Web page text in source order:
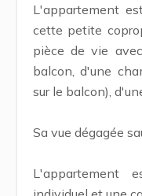
L'appartement
cette petite
pièce de vie
balcon, d'une
sur le balcon),
Sa vue dégagée
L'appartement